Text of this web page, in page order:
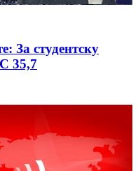
За студентску
35,7